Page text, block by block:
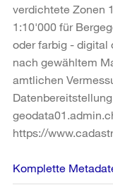
verdichtete Zonen
1:10'000 für
oder farbig - digital
nach gewähltem
amtlichen
https://
Komplette